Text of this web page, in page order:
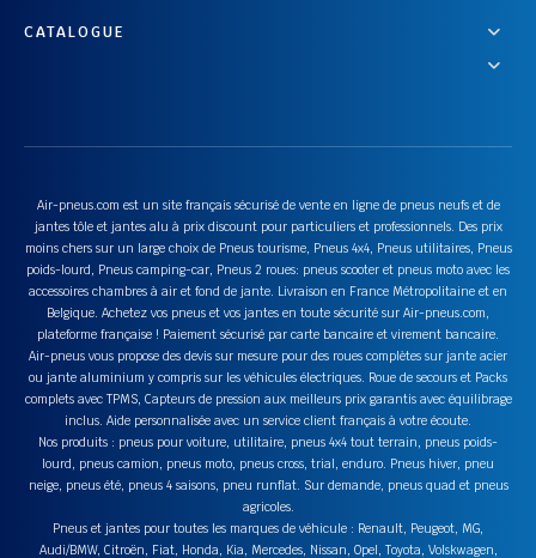
CATALOGUE
Air-pneus.com est un site français sécurisé de vente en ligne de pneus neufs et de
jantes tôle et jantes alu à prix discount pour particuliers et professionnels. Des prix
moins chers sur un large choix de Pneus tourisme, Pneus 4x4, Pneus utilitaires, Pneus
poids-lourd, Pneus camping-car, Pneus 2 roues: pneus scooter et pneus moto avec les
accessoires chambres à air et fond de jante. Livraison en France Métropolitaine et en
Belgique. Achetez vos pneus et vos jantes en toute sécurité sur Air-pneus.com,
plateforme française ! Paiement sécurisé par carte bancaire et virement bancaire.
Air-pneus vous propose des devis sur mesure pour des roues complètes sur jante acier
ou jante aluminium y compris sur les véhicules électriques. Roue de secours et Packs
complets avec TPMS, Capteurs de pression aux meilleurs prix garantis avec équilibrage
inclus. Aide personnalisée avec un service client français à votre écoute.
Nos produits : pneus pour voiture, utilitaire, pneus 4x4 tout terrain, pneus poids-
lourd, pneus camion, pneus moto, pneus cross, trial, enduro. Pneus hiver, pneu
neige, pneus été, pneus 4 saisons, pneu runflat. Sur demande, pneus quad et pneus
agricoles.
Pneus et jantes pour toutes les marques de véhicule : Renault, Peugeot, MG,
Audi/BMW, Citroën, Fiat, Honda, Kia, Mercedes, Nissan, Opel, Toyota, Volskwagen,